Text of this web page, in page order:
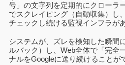
号」の文字列を定期的にクローラ
でスクレイピング（自動収集）し
チェックし続ける監視インフラが
システムが、ズレを検知した瞬間
ルバック）し、Web全体で「完全
ナルをGoogleに送り続けることが